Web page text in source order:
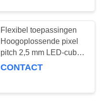
Flexibel toepassingen
Hoogoplossende pixel
pitch 2,5 mm LED-cubus
scherm voor
CONTACT